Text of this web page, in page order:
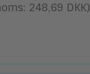
248,69 DKK)